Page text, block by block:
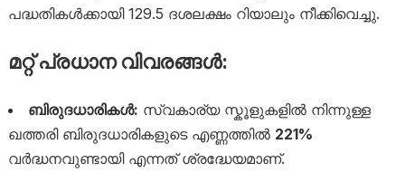
പദ്ധതികൾക്കായി 129.5 ദശലക്ഷം റിയാലും നീക്കിവെച്ചു.
മറ്റ് പ്രധാന വിവരങ്ങൾ:
ബിരുദധാരികൾ: സ്വകാര്യ സ്കൂളുകളിൽ നിന്നുള്ള
ഖത്തരി ബിരുദധാരികളുടെ എണ്ണത്തിൽ 221%
വർദ്ധനവുണ്ടായി എന്നത് ശ്രദ്ധേയമാണ്.